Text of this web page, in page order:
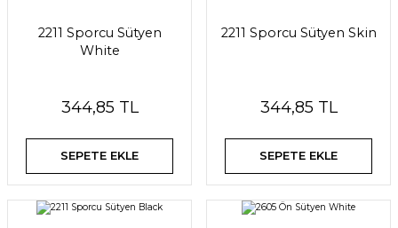
2211 Sporcu Sütyen
White
344,85 TL
SEPETE EKLE
2211 Sporcu Sütyen Skin
344,85 TL
SEPETE EKLE